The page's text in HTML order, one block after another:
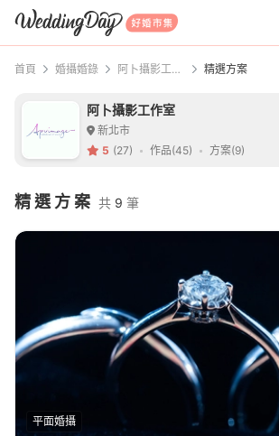
WeddingDay 好婚市集
首頁 婚攝婚錄 阿卜攝影工作室 精選方案
阿卜攝影工作室
新北市
5 (27) 作品(45) 方案(9)
精選方案 共 9 筆
平面婚攝